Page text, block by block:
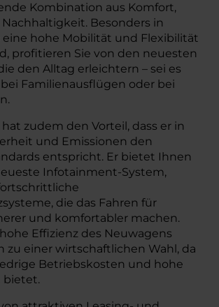
Kombination aus Komfort,
Besonders in
eine hohe Mobilität und Flexibilität
profitieren Sie von den neuesten
den Alltag erleichtern – sei es
Familienausflügen oder bei
zudem den Vorteil, dass er in
und Emissionen den
entspricht. Er bietet Ihnen
Infotainment-System,
die das Fahren für
und komfortabler machen.
Effizienz des Neuwagens
zu einer wirtschaftlichen Wahl, da
Betriebskosten und hohe
bietet.